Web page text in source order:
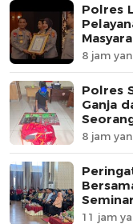
Polres
8 jam
Polres
Ganja
8 jam
11 jam